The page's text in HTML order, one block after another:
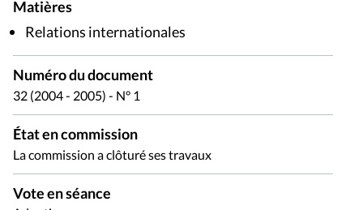
Matières
Relations internationales
Numéro du document
32 (2004 - 2005) - N° 1
État en commission
La commission a clôturé ses travaux
Vote en séance